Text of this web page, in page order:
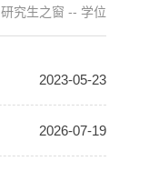
研究生之窗 -- 学位
2023-05-23
2026-07-19